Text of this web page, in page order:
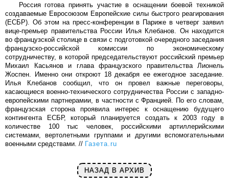
Россия готова принять участие в оснащении боевой техникой
создаваемые Евросоюзом Европейские силы быстрого реагирования
(ЕСБР). Об этом на пресс-конференции в Париже в четверг заявил
вице-премьер правительства России Илья Клебанов. Он находится
во французской столице в связи с подготовкой очередного заседания
французско-российской комиссии по экономическому
сотрудничеству, в которой председательствуют российский премьер
Михаил Касьянов и глава французского правительства Лионель
Жоспен. Именно они откроют 18 декабря ее ежегодное заседание.
Илья Клебанов сообщил, что он провел важные переговоры,
касающиеся военно-технического сотрудничества России с западно-
европейскими партнерамии, в частности с Францией. По его словам,
французская сторона проявила интерес к оснащению будущего
контингента ЕСБР, который планируется создать к 2003 году в
количестве 100 тыс человек, российскими артиллерийскими
системами, вертолетными группами и другими вспомогательными
военными средствами. // Газета.ru
НАЗАД В АРХИВ